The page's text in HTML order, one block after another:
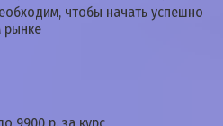
чтобы начать успешно
рынке
9900 р. за курс